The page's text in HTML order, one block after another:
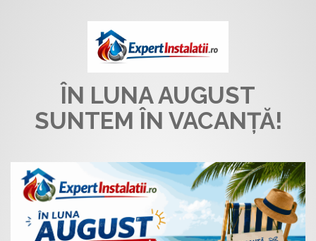
ÎN LUNA AUGUST
SUNTEM ÎN VACANȚĂ!